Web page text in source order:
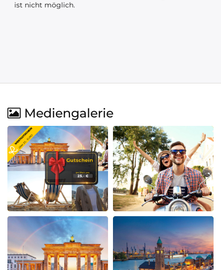
ist nicht möglich.
Mediengalerie